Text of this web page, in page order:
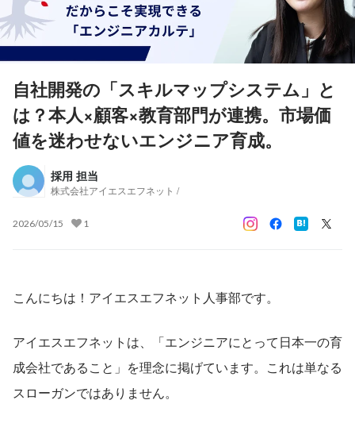
自社開発の「スキルマップシステム」と
は？本人×顧客×教育部門が連携。市場価
値を迷わせないエンジニア育成。
採用 担当
株式会社アイエスエフネット /
2026/05/15 1
こんにちは！アイエスエフネット人事部です。
アイエスエフネットは、「エンジニアにとって日本一の育
成会社であること」を理念に掲げています。これは単なる
スローガンではありません。